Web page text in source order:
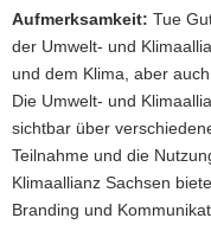
n
d
e
N
Aufmerksamkeit: Tue
der Umwelt- und
und dem Klima, aber
Die Umwelt- und
sichtbar über
Teilnahme und die
Klimaallianz Sachsen
Branding und